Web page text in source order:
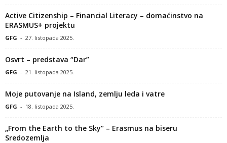
Active Citizenship – Financial Literacy – domaćinstvo na
ERASMUS+ projektu
GFG - 27. listopada 2025.
Osvrt – predstava “Dar”
GFG - 21. listopada 2025.
Moje putovanje na Island, zemlju leda i vatre
GFG - 18. listopada 2025.
„From the Earth to the Sky“ – Erasmus na biseru
Sredozemlja